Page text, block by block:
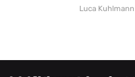
Luca Kuhlmann